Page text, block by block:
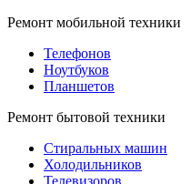
Ремонт мобильной техники
Телефонов
Ноутбуков
Планшетов
Ремонт бытовой техники
Стиральных машин
Холодильников
Телевизоров